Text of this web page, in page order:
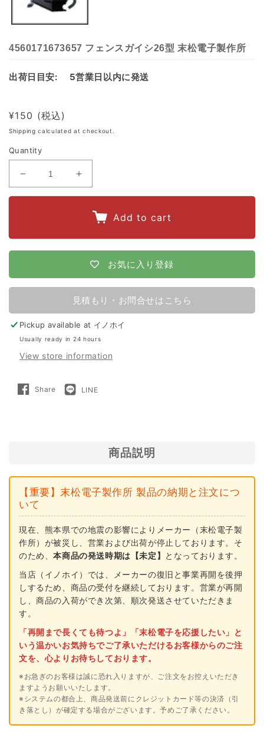
4560171673657 フェンスガイシ26型 末松電子製作所
出荷日目安: 5営業日以内に発送
Regular
price
¥150
Shipping calculated at checkout.
Quantity
quantity
ン
ガ
イ
26
末
作
所
quantity
ン
ス
ガ
イ
26
末
作
所
Add to cart
お気に入り登録
見積もり・お問合せはこちら
Pickup available at イノホイ
Usually ready in 24 hours
View store information
ShareShare
LINELINE
で
商品説明
【重要】末松電子製作所 製品の納期と注文につ
いて
現在、熊本県での地震の影響によりメーカー（末松電子製
作所）が被災し、営業および出荷が停止しております。そ
のため、本商品の発送時期は【未定】
となっております。
当店（イノホイ）では、メーカーの復旧と事業再開を後押
しするため、商品の受付を継続しております。営業が再開
し、商品の入荷ができ次第、順次発送させていただきま
す。
「再開まで長くても待つよ」「末松電子を応援したい」と
いう温かいお気持ちでご了承いただけるお客様からのご注
文を、心よりお待ちしております。
※お急ぎのお客様は誠に恐れ入りますが、ご注文をお控えいただき
ますようお願いいたします。
※システムの都合上、商品発送前にクレジットカード等の決済（引
き落とし）が確定する場合がございます。予めご了承ください。